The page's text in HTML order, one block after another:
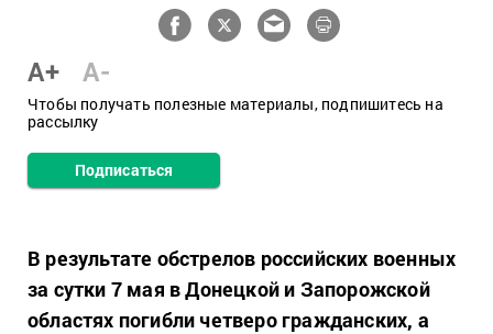
A+ A-
Чтобы получать полезные материалы, подпишитесь на
рассылку
Подписаться
В результате обстрелов российских военных
за сутки 7 мая в Донецкой и Запорожской
областях погибли четверо гражданских, а